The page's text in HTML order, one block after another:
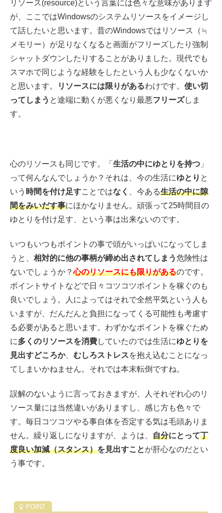
リソース(resource)という言葉には色々な意味があります
が、ここではWindowsのシステムリソースをイメージし
て話したいと思います。昔のWindowsではリソース（≒
メモリー）が足りなくなると画面がフリーズしたり強制
シャットダウンしたりすることがありました。現代でも
スマホで同じような経験をしたという人も少なくないか
と思います。
リソースには限りがあるわけです。 使い切
ってしまう と途端に動くが悪くなり最悪フリーズしま
す。
心のリソースも同じです。「 生活の中にゆとりを持つ 」
って何んなんでしょうか？それは、今の生活にゆとり と
いう 時間を付け足すことではなく 、今ある生活の中に隙
間をみいだす事にほかなりません。頑張って25時間目の
ゆとりを付け足す、という事は出来ないのです。
いつもいつもポイントの事で頭がいっぱいになってしま
うと、 相対的に他の事柄が締め出されてしまう危険性は
ないでしょうか？心のリソースにも限りがあるのです。
ポイントサイトなどで日々コツコツポイントを稼ぐのも
良いでしょう。人によってはそれで全然平気という人も
いますが、だんだんと負担になってくる可能性も考慮す
る必要があると思います。わずかなポイントを稼ぐため
に多くのリソースを消費していたのでは生活にゆとりを
見出すどころか、 むしろストレスを抱え込むことになっ
てしまいかねません。それでは本末転倒ですね。
誤解のないように言っておきますが、人それぞれ心のリ
ソース量には当然違いがありますし、感じ方も色々で
す。毎日コツコツやる事自体を否定する気は毛頭ありま
せん。繰り返しになりますが、ようは、 自分にとって丁
度良い加減（スタンス）を見出すことが肝心なのだとい
う事です。